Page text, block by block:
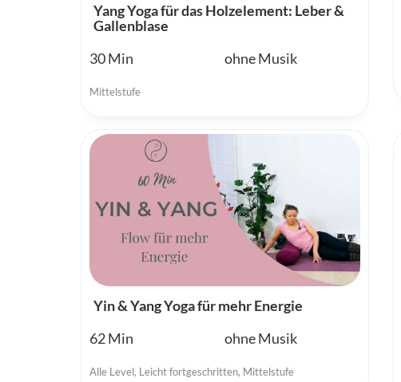
Yang Yoga für das Holzelement: Leber &
Gallenblase
30
ohne Musik
Mittelstufe
Yin & Yang Yoga für mehr Energie
62
ohne Musik
Alle Level, Leicht fortgeschritten, Mittelstufe